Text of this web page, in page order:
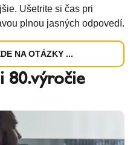
Ušetrite si čas pri
plnou jasných odpovedí.
NA OTÁZKY ...
80.výročie